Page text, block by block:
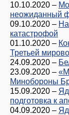
10.10.2020 –
неожиданный
09.10.2020 –
катастрофой
01.10.2020 –
Третьей
24.09.2020 –
23.09.2020 –
Минобороны
15.09.2020 –
подготовка к
04.09.2020 –